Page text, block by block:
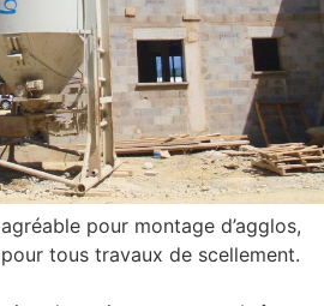
pour montage d’agglos,
tous travaux de scellement.